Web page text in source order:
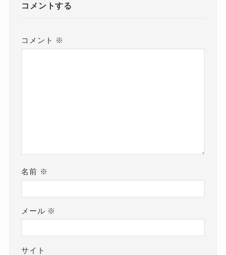
コメントする
コメント ※
名前 ※
メール ※
サイト